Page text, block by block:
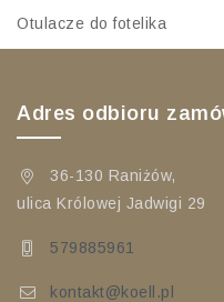
Otulacze do fotelika
Adres odbioru
36-130 Raniżów,
ulica Królowej Jadwigi 29
579885961
kontakt@koell.pl